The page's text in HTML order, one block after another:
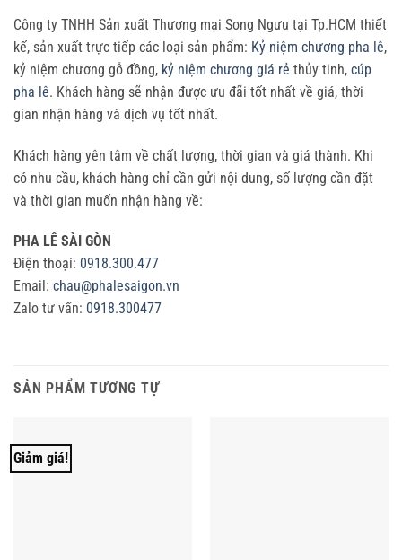
Công ty TNHH Sản xuất Thương mại Song Ngưu tại Tp.HCM thiết
kế, sản xuất trực tiếp các loại sản phẩm: Kỷ niệm chương pha lê,
kỷ niệm chương gỗ đồng, kỷ niệm chương giá rẻ thủy tinh, cúp
pha lê. Khách hàng sẽ nhận được ưu đãi tốt nhất về giá, thời
gian nhận hàng và dịch vụ tốt nhất.
Khách hàng yên tâm về chất lượng, thời gian và giá thành. Khi
có nhu cầu, khách hàng chỉ cần gửi nội dung, số lượng cần đặt
và thời gian muốn nhận hàng về:
PHA LÊ SÀI GÒN
Điện thoại: 0918.300.477
Email: chau@phalesaigon.vn
Zalo tư vấn: 0918.300477
SẢN PHẨM TƯƠNG TỰ
Giảm giá!